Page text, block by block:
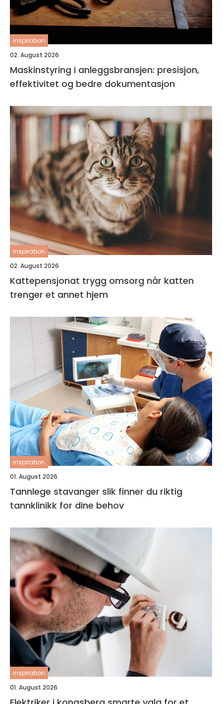
inspiration
02. August 2026
Maskinstyring i anleggsbransjen: presisjon,
effektivitet og bedre dokumentasjon
inspiration
02. August 2026
Kattepensjonat trygg omsorg når katten
trenger et annet hjem
inspiration
01. August 2026
Tannlege stavanger slik finner du riktig
tannklinikk for dine behov
inspiration
01. August 2026